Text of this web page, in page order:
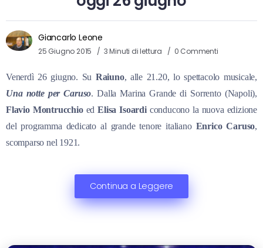
Giancarlo Leone
25 Giugno 2015 3 Minuti di lettura 0 Commenti
Venerdì 26 giugno. Su Raiuno, alle 21.20, lo spettacolo musicale,
Una notte per Caruso. Dalla Marina Grande di Sorrento (Napoli),
Flavio MontrucchioedElisa Isoardiconducono la nuova edizione
del programma dedicato al grande tenore italiano Enrico Caruso,
scomparso nel 1921.
Continua a Leggere